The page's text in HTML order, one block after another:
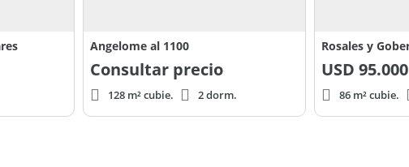
Angelome al 1100
Consultar precio
128 m² cubie. 2 dorm.
USD 95.000
86 m² cubie.